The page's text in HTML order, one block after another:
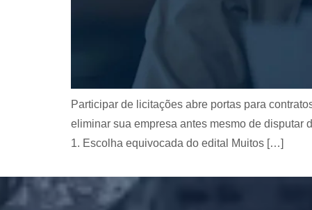
Participar de licitações abre portas para
eliminar sua empresa antes mesmo de disputar
1. Escolha equivocada do edital Muitos […]